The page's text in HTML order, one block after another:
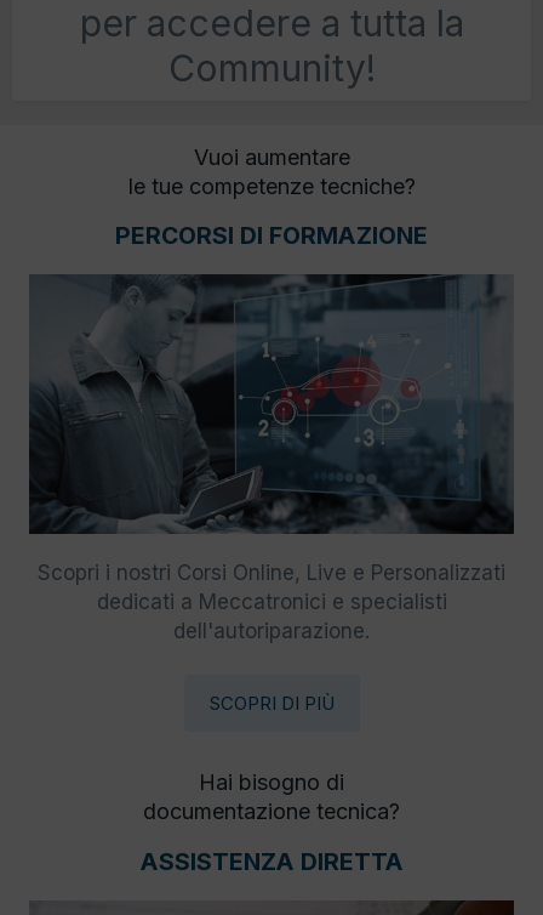
per accedere a tutta la
Community!
Vuoi aumentare
le tue competenze tecniche?
PERCORSI DI FORMAZIONE
Scopri i nostri Corsi Online, Live e Personalizzati
dedicati a Meccatronici e specialisti
dell'autoriparazione.
SCOPRI DI PIÙ
Hai bisogno di
documentazione tecnica?
ASSISTENZA DIRETTA